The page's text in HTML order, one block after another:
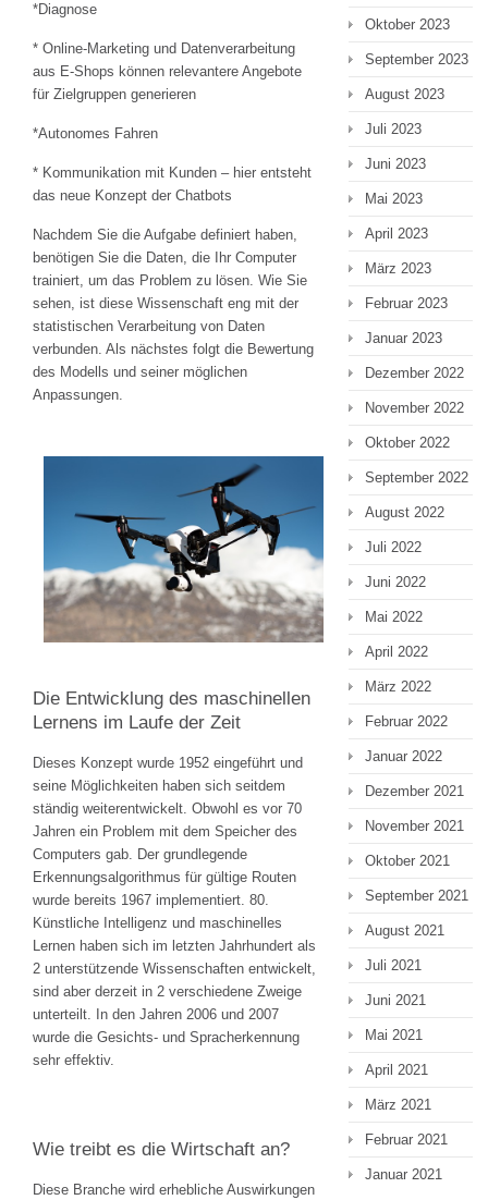
*Diagnose
* Online-Marketing und Datenverarbeitung
aus E-Shops können relevantere Angebote
für Zielgruppen generieren
*Autonomes Fahren
* Kommunikation mit Kunden – hier entsteht
das neue Konzept der Chatbots
Nachdem Sie die Aufgabe definiert haben,
benötigen Sie die Daten, die Ihr Computer
trainiert, um das Problem zu lösen. Wie Sie
sehen, ist diese Wissenschaft eng mit der
statistischen Verarbeitung von Daten
verbunden. Als nächstes folgt die Bewertung
des Modells und seiner möglichen
Anpassungen.
Die Entwicklung des maschinellen
Lernens im Laufe der Zeit
Dieses Konzept wurde 1952 eingeführt und
seine Möglichkeiten haben sich seitdem
ständig weiterentwickelt. Obwohl es vor 70
Jahren ein Problem mit dem Speicher des
Computers gab. Der grundlegende
Erkennungsalgorithmus für gültige Routen
wurde bereits 1967 implementiert. 80.
Künstliche Intelligenz und maschinelles
Lernen haben sich im letzten Jahrhundert als
2 unterstützende Wissenschaften entwickelt,
sind aber derzeit in 2 verschiedene Zweige
unterteilt. In den Jahren 2006 und 2007
wurde die Gesichts- und Spracherkennung
sehr effektiv.
Wie treibt es die Wirtschaft an?
Diese Branche wird erhebliche Auswirkungen
Oktober 2023
September 2023
August 2023
Juli 2023
Juni 2023
Mai 2023
April 2023
März 2023
Februar 2023
Januar 2023
Dezember 2022
November 2022
Oktober 2022
September 2022
August 2022
Juli 2022
Juni 2022
Mai 2022
April 2022
März 2022
Februar 2022
Januar 2022
Dezember 2021
November 2021
Oktober 2021
September 2021
August 2021
Juli 2021
Juni 2021
Mai 2021
April 2021
März 2021
Februar 2021
Januar 2021